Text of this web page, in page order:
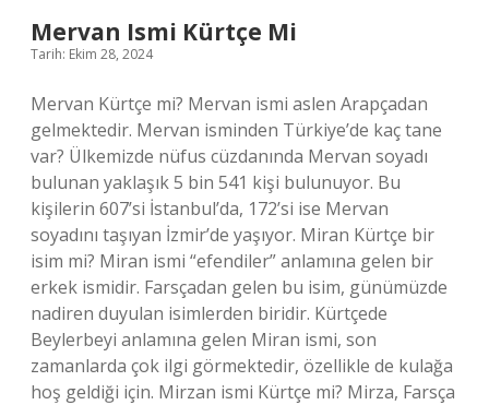
Mervan Ismi Kürtçe Mi
Tarih: Ekim 28, 2024
Mervan Kürtçe mi? Mervan ismi aslen Arapçadan
gelmektedir. Mervan isminden Türkiye’de kaç tane
var? Ülkemizde nüfus cüzdanında Mervan soyadı
bulunan yaklaşık 5 bin 541 kişi bulunuyor. Bu
kişilerin 607’si İstanbul’da, 172’si ise Mervan
soyadını taşıyan İzmir’de yaşıyor. Miran Kürtçe bir
isim mi? Miran ismi “efendiler” anlamına gelen bir
erkek ismidir. Farsçadan gelen bu isim, günümüzde
nadiren duyulan isimlerden biridir. Kürtçede
Beylerbeyi anlamına gelen Miran ismi, son
zamanlarda çok ilgi görmektedir, özellikle de kulağa
hoş geldiği için. Mirzan ismi Kürtçe mi? Mirza, Farsça